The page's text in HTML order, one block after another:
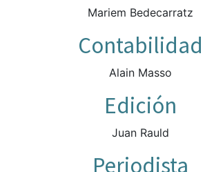
Mariem Bedecarratz
Contabilidad
Alain Masso
Edición
Juan Rauld
Periodista